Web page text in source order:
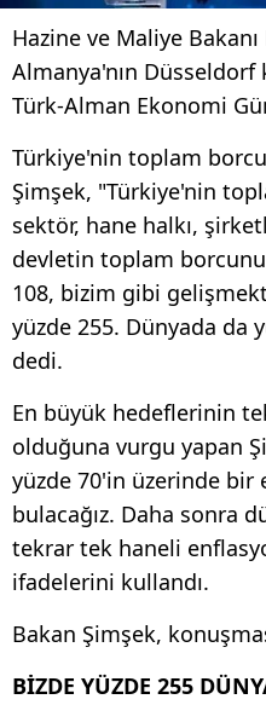
Hazine ve Maliye
Almanya'nın
Türk-Alman Ekonomi
Türkiye'nin toplam
Şimşek, "Türkiye'nin
sektör, hane halkı,
devletin toplam
108, bizim gibi
yüzde 255. Dünyada da
dedi.
En büyük hedeflerinin
olduğuna vurgu yapan
yüzde 70'in üzerinde bir
bulacağız. Daha sonra
tekrar tek haneli
ifadelerini kullandı.
Bakan Şimşek,
BİZDE YÜZDE 255